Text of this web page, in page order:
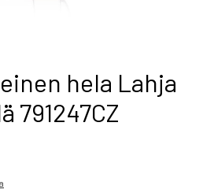
hela Lahja
791247CZ